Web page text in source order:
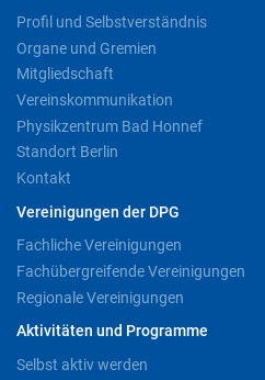
Profil und Selbstverständnis
Organe und Gremien
Mitgliedschaft
Vereinskommunikation
Physikzentrum Bad Honnef
Standort Berlin
Kontakt
Vereinigungen der DPG
Fachliche Vereinigungen
Fachübergreifende Vereinigungen
Regionale Vereinigungen
Aktivitäten und Programme
Selbst aktiv werden